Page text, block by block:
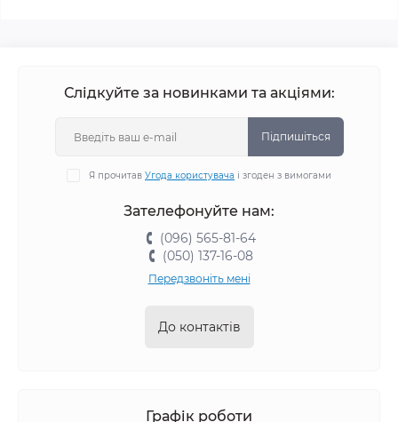
Слідкуйте за новинками та акціями:
Підпишіться
Я прочитав Угода користувача і згоден з вимогами
Зателефонуйте нам:
(096) 565-81-64
(050) 137-16-08
Передзвоніть мені
До контактів
Графік роботи